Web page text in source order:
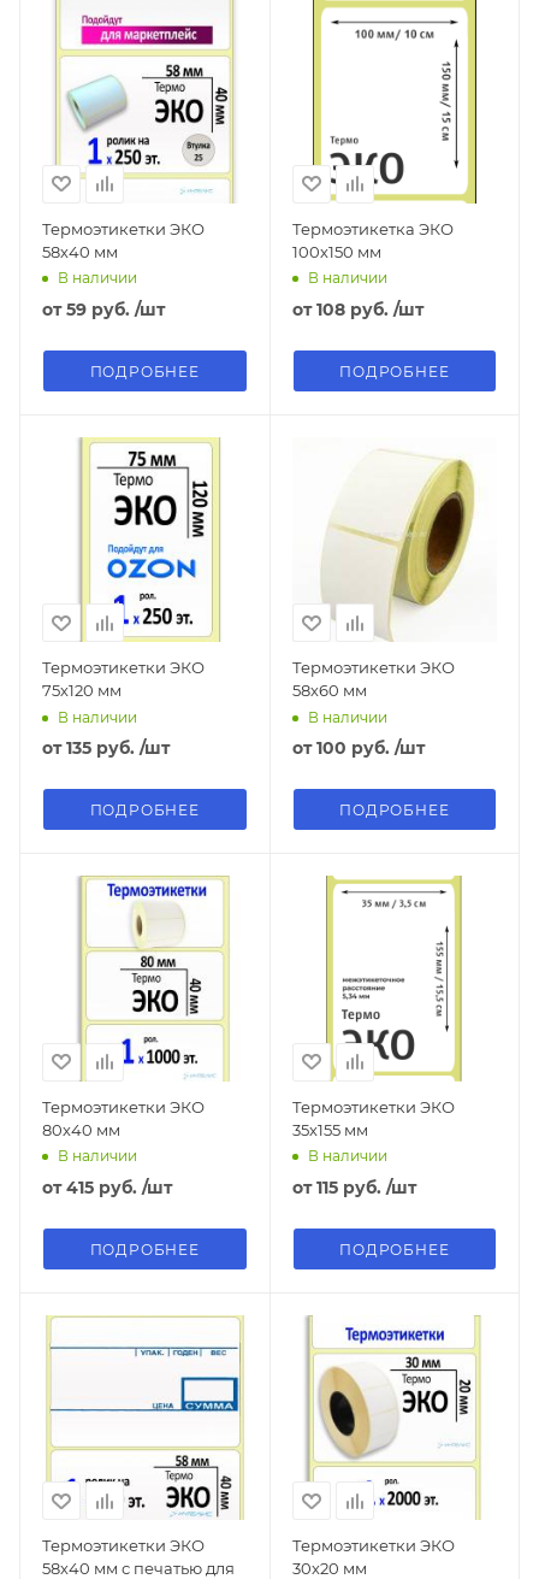
Термоэтикетки ЭКО
58х40 мм
В наличии
от59 руб. /шт
ПОДРОБНЕЕ
Термоэтикетка ЭКО
100х150 мм
В наличии
от108 руб. /шт
ПОДРОБНЕЕ
Термоэтикетки ЭКО
75х120 мм
В наличии
от135 руб. /шт
ПОДРОБНЕЕ
Термоэтикетки ЭКО
58х60 мм
В наличии
от100 руб. /шт
ПОДРОБНЕЕ
Термоэтикетки ЭКО
80х40 мм
В наличии
от415 руб. /шт
ПОДРОБНЕЕ
Термоэтикетки ЭКО
35х155 мм
В наличии
от115 руб. /шт
ПОДРОБНЕЕ
Термоэтикетки ЭКО
58х40 мм с печатью для
Термоэтикетки ЭКО
30х20 мм